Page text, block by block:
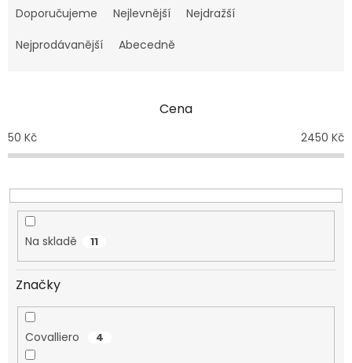
a
e
o
d
k
t
Doporučujeme Nejlevnější
Nejdražší
Nejprodávanější
Abecedně
Cena
50 Kč 2450 Kč
Na skladě 11
Značky
Covalliero 4